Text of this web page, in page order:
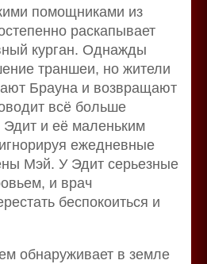
помощниками из
раскапывает
курган. Однажды
траншеи, но жители
Брауна и возвращают
всё больше
и её маленьким
ежедневные
Мэй. У Эдит серьезные
и врач
беспокоиться и
обнаруживает в земле